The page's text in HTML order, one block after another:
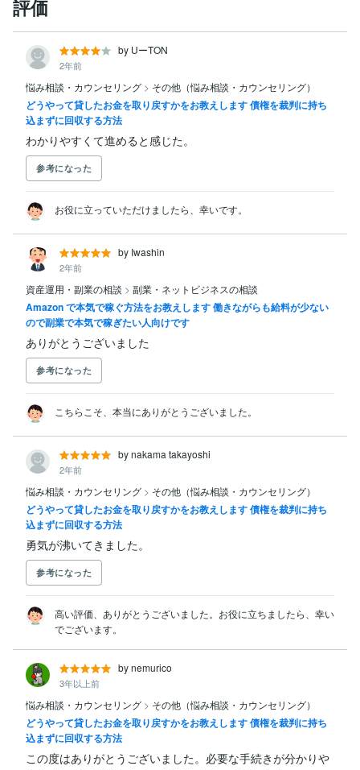
評価
by UーTON
2年前
悩み相談・カウンセリング > その他（悩み相談・カウンセリング）
どうやって貸したお金を取り戻すかをお教えします 債権を裁判に持ち
込まずに回収する方法
わかりやすくて進めると感じた。
参考になった
お役に立っていただけましたら、幸いです。
by Iwashin
2年前
資産運用・副業の相談 > 副業・ネットビジネスの相談
Amazon で本気で稼ぐ方法をお教えします 働きながらも給料が少ない
ので副業で本気で稼ぎたい人向けです
ありがとうございました
参考になった
こちらこそ、本当にありがとうございました。
by nakama takayoshi
2年前
悩み相談・カウンセリング > その他（悩み相談・カウンセリング）
どうやって貸したお金を取り戻すかをお教えします 債権を裁判に持ち
込まずに回収する方法
勇気が沸いてきました。
参考になった
高い評価、ありがとうございました。お役に立ちましたら、幸い
でございます。
by nemurico
3年以上前
悩み相談・カウンセリング > その他（悩み相談・カウンセリング）
どうやって貸したお金を取り戻すかをお教えします 債権を裁判に持ち
込まずに回収する方法
この度はありがとうございました。必要な手続きが分かりや